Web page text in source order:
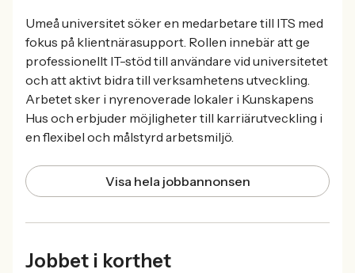
Umeå universitet söker en medarbetare till ITS med
fokus på klientnärasupport. Rollen innebär att ge
professionellt IT-stöd till användare vid universitetet
och att aktivt bidra till verksamhetens utveckling.
Arbetet sker i nyrenoverade lokaler i Kunskapens
Hus och erbjuder möjligheter till karriärutveckling i
en flexibel och målstyrd arbetsmiljö.
Visa hela jobbannonsen
Jobbet i korthet